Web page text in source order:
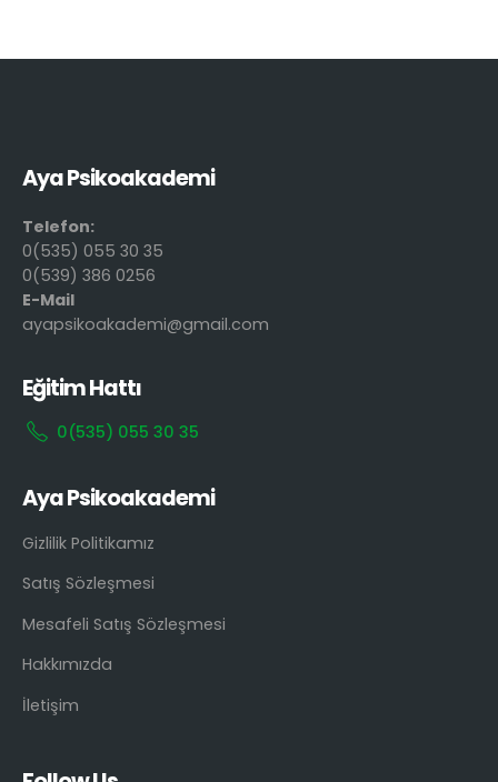
Aya Psikoakademi
Telefon:
0(535) 055 30 35
0(539) 386 0256
E-Mail
ayapsikoakademi@gmail.com
Eğitim Hattı
0(535) 055 30 35
Aya Psikoakademi
Gizlilik Politikamız
Satış Sözleşmesi
Mesafeli Satış Sözleşmesi
Hakkımızda
İletişim